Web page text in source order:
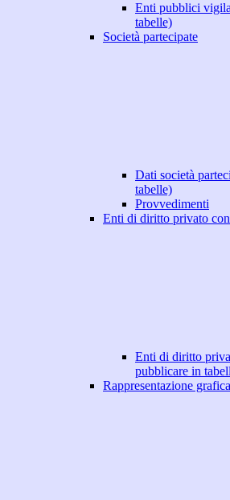
Enti pubblici
tabelle)
Società partecipate
Dati società
tabelle)
Provvedimenti
Enti di diritto privato
Enti di diritto
pubblicare in
Rappresentazione grafica